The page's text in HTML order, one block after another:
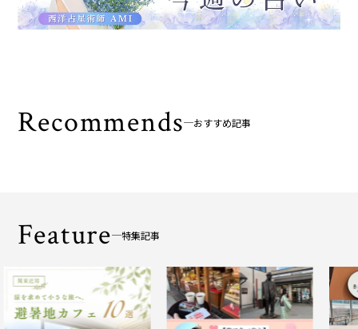
Recommends おすすめ記事
Feature 特集記事